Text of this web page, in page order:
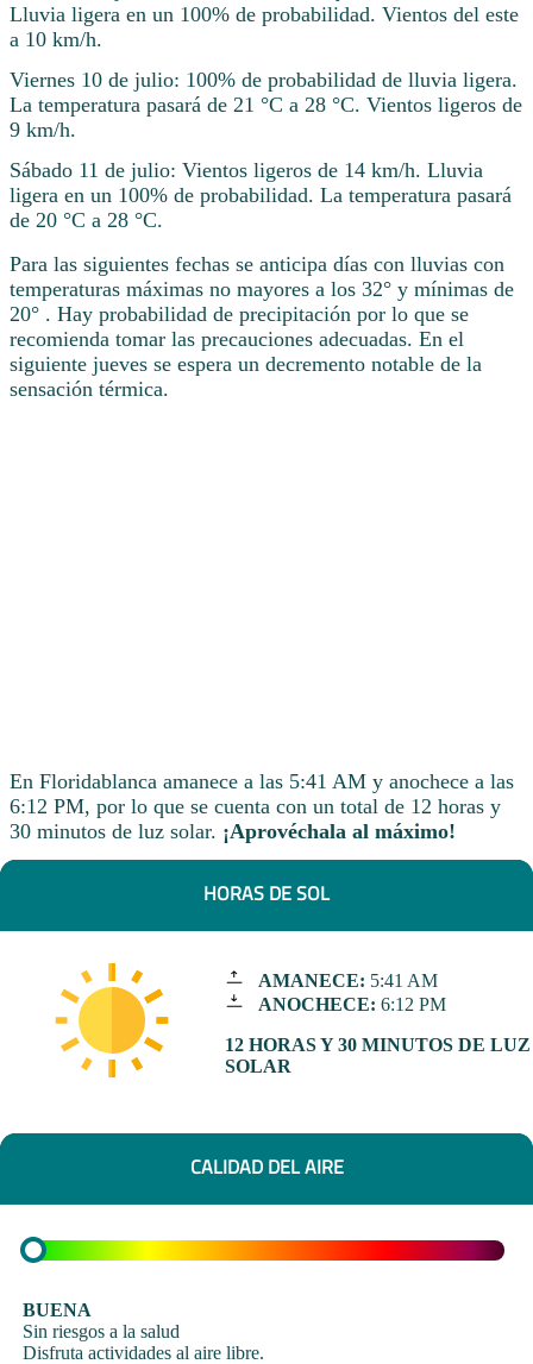
Lluvia ligera en un 100% de probabilidad. Vientos del este
a 10 km/h.
Viernes 10 de julio: 100% de probabilidad de lluvia ligera.
La temperatura pasará de 21 °C a 28 °C. Vientos ligeros de
9 km/h.
Sábado 11 de julio: Vientos ligeros de 14 km/h. Lluvia
ligera en un 100% de probabilidad. La temperatura pasará
de 20 °C a 28 °C.
Para las siguientes fechas se anticipa días con lluvias con
temperaturas máximas no mayores a los 32° y mínimas de
20° . Hay probabilidad de precipitación por lo que se
recomienda tomar las precauciones adecuadas. En el
siguiente jueves se espera un decremento notable de la
sensación térmica.
En Floridablanca amanece a las 5:41 AM y anochece a las
6:12 PM, por lo que se cuenta con un total de 12 horas y
30 minutos de luz solar. ¡Aprovéchala al máximo!
HORAS DE SOL
AMANECE: 5:41 AM
ANOCHECE: 6:12 PM
12 HORAS Y 30 MINUTOS DE LUZ
SOLAR
CALIDAD DEL AIRE
BUENA
Sin riesgos a la salud
Disfruta actividades al aire libre.